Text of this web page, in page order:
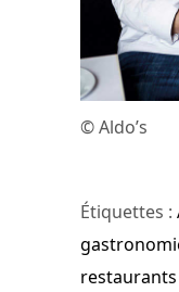
© Aldo’s
Étiquettes :